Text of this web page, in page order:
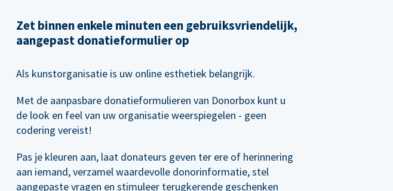
Zet binnen enkele minuten een gebruiksvriendelijk,
aangepast donatieformulier op
Als kunstorganisatie is uw online esthetiek belangrijk.
Met de aanpasbare donatieformulieren van Donorbox kunt u
de look en feel van uw organisatie weerspiegelen - geen
codering vereist!
Pas je kleuren aan, laat donateurs geven ter ere of herinnering
aan iemand, verzamel waardevolle donorinformatie, stel
aangepaste vragen en stimuleer terugkerende geschenken